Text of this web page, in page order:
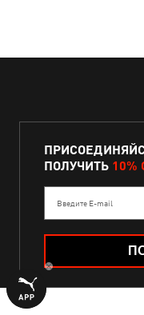
ПОЛУЧИТЬ 10%
Введите E-mail